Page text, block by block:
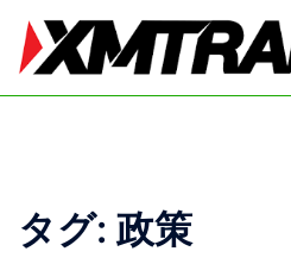
タグ: 政策